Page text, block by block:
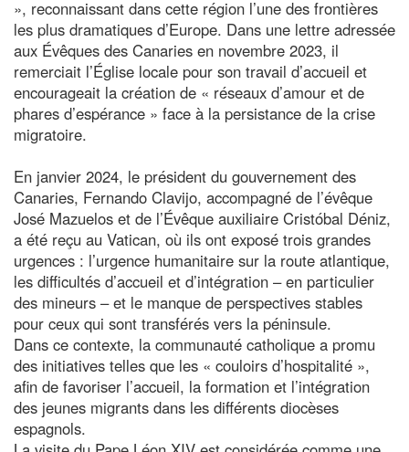
», reconnaissant dans cette région l’une des frontières
les plus dramatiques d’Europe. Dans une lettre adressée
aux Évêques des Canaries en novembre 2023, il
remerciait l’Église locale pour son travail d’accueil et
encourageait la création de « réseaux d’amour et de
phares d’espérance » face à la persistance de la crise
migratoire.
En janvier 2024, le président du gouvernement des
Canaries, Fernando Clavijo, accompagné de l’évêque
José Mazuelos et de l’Évêque auxiliaire Cristóbal Déniz,
a été reçu au Vatican, où ils ont exposé trois grandes
urgences : l’urgence humanitaire sur la route atlantique,
les difficultés d’accueil et d’intégration – en particulier
des mineurs – et le manque de perspectives stables
pour ceux qui sont transférés vers la péninsule.
Dans ce contexte, la communauté catholique a promu
des initiatives telles que les « couloirs d’hospitalité »,
afin de favoriser l’accueil, la formation et l’intégration
des jeunes migrants dans les différents diocèses
espagnols.